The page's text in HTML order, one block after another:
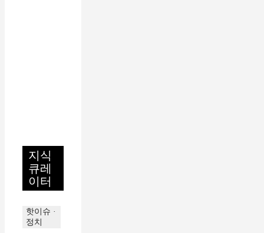
지식
큐레
이터
핫이슈 ·
정치